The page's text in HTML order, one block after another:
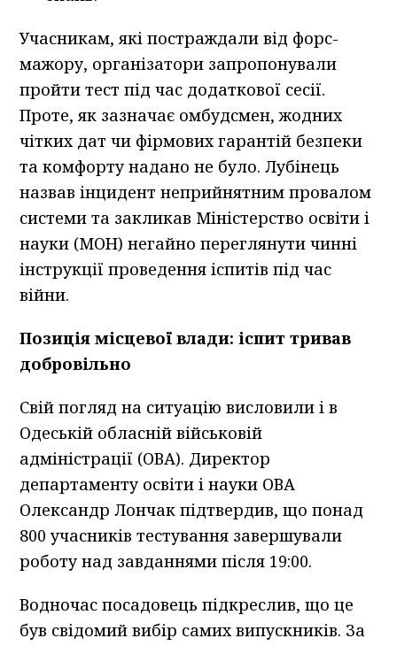
Учасникам, які постраждали від форс-
мажору, організатори запропонували
пройти тест під час додаткової сесії.
Проте, як зазначає омбудсмен, жодних
чітких дат чи фірмових гарантій безпеки
та комфорту надано не було. Лубінець
назвав інцидент неприйнятним провалом
системи та закликав Міністерство освіти і
науки (МОН) негайно переглянути чинні
інструкції проведення іспитів під час
війни.
Позиція місцевої влади: іспит тривав
добровільно
Свій погляд на ситуацію висловили і в
Одеській обласній військовій
адміністрації (ОВА). Директор
департаменту освіти і науки ОВА
Олександр Лончак підтвердив, що понад
800 учасників тестування завершували
роботу над завданнями після 19:00.
Водночас посадовець підкреслив, що це
був свідомий вибір самих випускників. За